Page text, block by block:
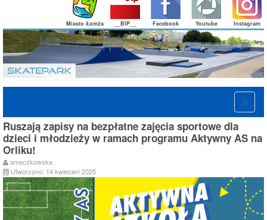
Instagram
Youtube
Facebook
__BIP__
Miasto Łomża
Ruszają zapisy na bezpłatne zajęcia sportowe dla
dzieci i młodzieży w ramach programu Aktywny AS na
Orliku!
ameczkowska
Utworzono: 14 kwiecień 2025